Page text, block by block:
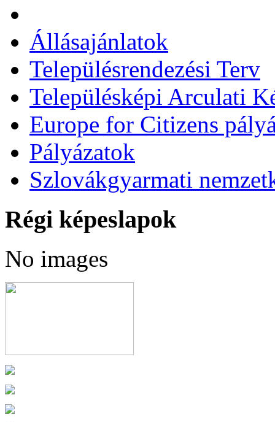
Állásajánlatok
Településrendezési Terv
Településképi Arculati
Europe for Citizens
Pályázatok
Szlovákgyarmati
Régi képeslapok
No images